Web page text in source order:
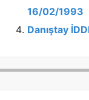
16/02/1993
Danıştay